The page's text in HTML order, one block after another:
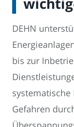
DEHN
bis zur
systematische
Gefahren